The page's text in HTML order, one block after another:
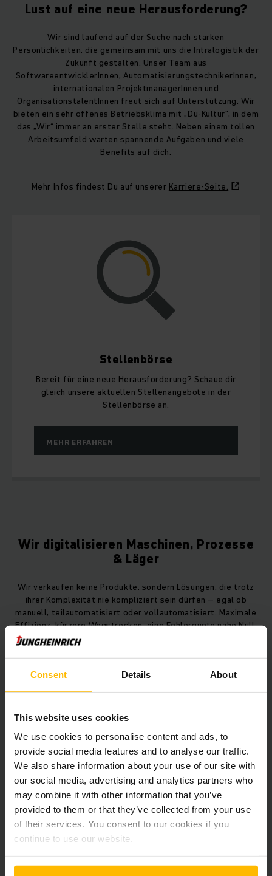
Consent Details About
This website uses cookies
We use cookies to personalise content and ads, to
provide social media features and to analyse our traffic.
We also share information about your use of our site with
our social media, advertising and analytics partners who
may combine it with other information that you’ve
provided to them or that they’ve collected from your use
of their services. You consent to our cookies if you
continue to use our website.
Lust auf eine neue Herausforderung?
Wir sind laufend auf der Suche nach starken
Persönlichkeiten, die gemeinsam mit uns die Intralogistik der
Zukunft gestalten. Unser Team aus
SoftwareentwicklerInnen, AutomatisierungstechnikerInnen,
internationalen ProjektmanagerInnen und
OrganisationstalentInnen freut sich auf Unterstützung. Wir
bieten ein sehr offenes Betriebsklima mit „Du-Kultur“, in dem
das „Wir“ immer an erster Stelle steht. Neben einem tollen
Arbeitsumfeld warten spannende Aufgaben und viele
Benefits auf dich.
Mehr Infos findest Du auf unserer Karriere-Seite.
Stellenbörse
Bereit für eine neue Herausforderung? Schaue dir
gleich unsere aktuellen Stellenangebote in der
Stellenbörse an.
MEHR ERFAHREN
Wir digitalisieren Maschinen, Prozesse
& Läger
Wir verkaufen keine Produkte, sondern Lösungen, die trotz
ihrer Komplexität nie kompliziert sein dürfen – egal ob
manuell, teilautomatisiert oder vollautomatisiert. Maximale
Effizienz, kürzere Wegstrecken, eine Fehlerquote nahe Null,
sichere und ergonomische Arbeitsplätze und absolute
Automatisierungslösungen.